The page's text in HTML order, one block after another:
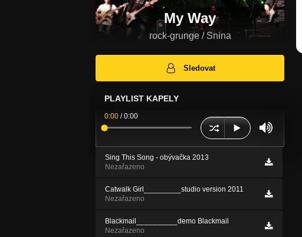
My Way
rock-grunge / Snina
Sledovat
PLAYLIST KAPELY
0:00 /0:00
Sing This Song - obývačka 2013
Nezařazeno
Catwalk Girl_________studio version 2011
Nezařazeno
Blackmail__________demo Blackmail
Nezařazeno